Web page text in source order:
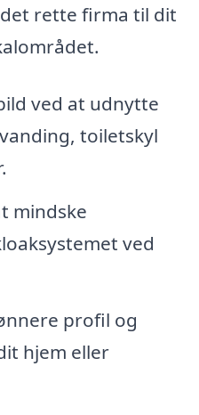
rette firma til dit
ved at udnytte
toiletskyl
mindske
ved
profil og
hjem eller